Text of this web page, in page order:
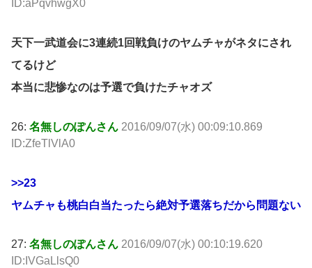
ID:aPqvhwgX0
天下一武道会に3連続1回戦負けのヤムチャがネタにされ
てるけど
本当に悲惨なのは予選で負けたチャオズ
26: 名無しのぽんさん 2016/09/07(水) 00:09:10.869
ID:ZfeTlVlA0
>>23
ヤムチャも桃白白当たったら絶対予選落ちだから問題ない
27: 名無しのぽんさん 2016/09/07(水) 00:10:19.620
ID:IVGaLlsQ0